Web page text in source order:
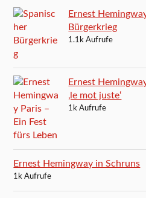
Ernest
Bürgerkrieg
1.1k Aufrufe
Ernest
‚le mot juste‘
1k Aufrufe
Ernest Hemingway in Schruns
1k Aufrufe